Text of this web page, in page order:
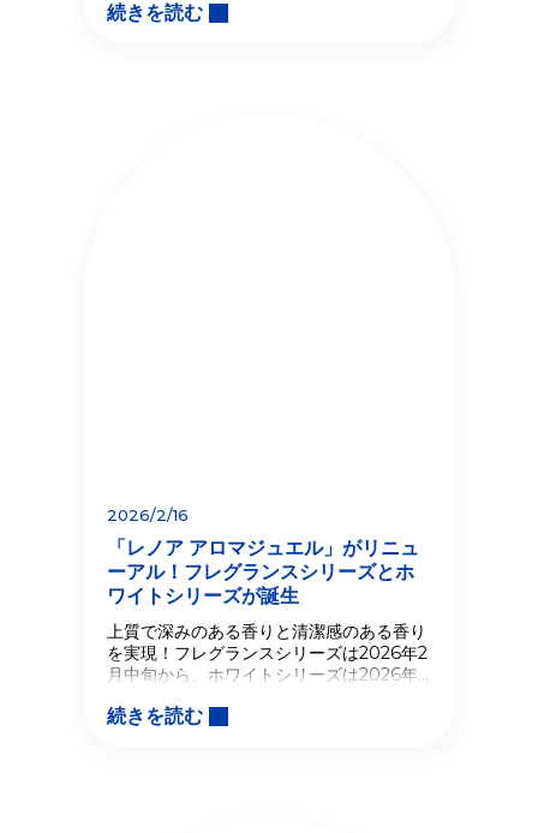
続きを読む
2026/2/16
「レノア アロマジュエル」がリニュ
ーアル！フレグランスシリーズとホ
ワイトシリーズが誕生
上質で深みのある香りと清潔感のある香り
を実現！フレグランスシリーズは2026年2
月中旬から、ホワイトシリーズは2026年3
続きを読む